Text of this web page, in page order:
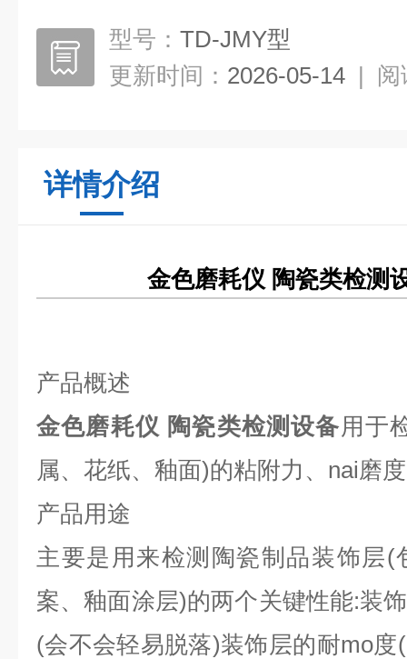
型号： TD-JMY型
更新时间： 2026-05-14 | 阅
详情介绍
金色磨耗仪 陶瓷类检测
产品概述
金色磨耗仪 陶瓷类检测设备用于
属、花纸、釉面)的粘附力、nai磨
产品用途
主要是用来检测陶瓷制品装饰层(
案、釉面涂层)的两个关键性能:装
(会不会轻易脱落)装饰层的耐mo